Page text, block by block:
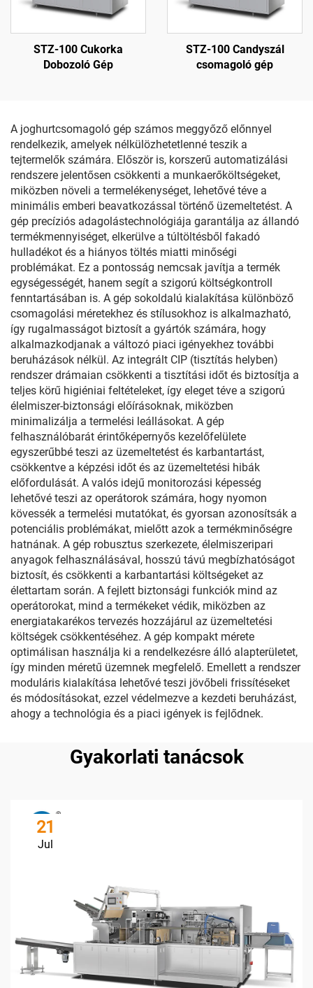
STZ-100 Cukorka
Dobozoló Gép
STZ-100 Candyszál
csomagoló gép
A joghurtcsomagoló gép számos meggyőző előnnyel
rendelkezik, amelyek nélkülözhetetlenné teszik a
tejtermelők számára. Először is, korszerű automatizálási
rendszere jelentősen csökkenti a munkaerőköltségeket,
miközben növeli a termelékenységet, lehetővé téve a
minimális emberi beavatkozással történő üzemeltetést. A
gép precíziós adagolástechnológiája garantálja az állandó
termékmennyiséget, elkerülve a túltöltésből fakadó
hulladékot és a hiányos töltés miatti minőségi
problémákat. Ez a pontosság nemcsak javítja a termék
egységességét, hanem segít a szigorú költségkontroll
fenntartásában is. A gép sokoldalú kialakítása különböző
csomagolási méretekhez és stílusokhoz is alkalmazható,
így rugalmasságot biztosít a gyártók számára, hogy
alkalmazkodjanak a változó piaci igényekhez további
beruházások nélkül. Az integrált CIP (tisztítás helyben)
rendszer drámaian csökkenti a tisztítási időt és biztosítja a
teljes körű higiéniai feltételeket, így eleget téve a szigorú
élelmiszer-biztonsági előírásoknak, miközben
minimalizálja a termelési leállásokat. A gép
felhasználóbarát érintőképernyős kezelőfelülete
egyszerűbbé teszi az üzemeltetést és karbantartást,
csökkentve a képzési időt és az üzemeltetési hibák
előfordulását. A valós idejű monitorozási képesség
lehetővé teszi az operátorok számára, hogy nyomon
kövessék a termelési mutatókat, és gyorsan azonosítsák a
potenciális problémákat, mielőtt azok a termékminőségre
hatnának. A gép robusztus szerkezete, élelmiszeripari
anyagok felhasználásával, hosszú távú megbízhatóságot
biztosít, és csökkenti a karbantartási költségeket az
élettartam során. A fejlett biztonsági funkciók mind az
operátorokat, mind a termékeket védik, miközben az
energiatakarékos tervezés hozzájárul az üzemeltetési
költségek csökkentéséhez. A gép kompakt mérete
optimálisan használja ki a rendelkezésre álló alapterületet,
így minden méretű üzemnek megfelelő. Emellett a rendszer
moduláris kialakítása lehetővé teszi jövőbeli frissítéseket
és módosításokat, ezzel védelmezve a kezdeti beruházást,
ahogy a technológia és a piaci igények is fejlődnek.
Gyakorlati tanácsok
21
Jul